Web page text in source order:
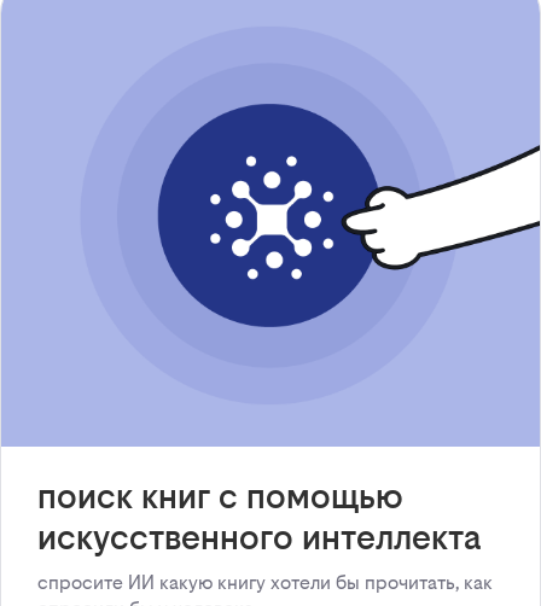
поиск книг с помощью
искусственного интеллекта
спросите ИИ какую книгу хотели бы прочитать, как